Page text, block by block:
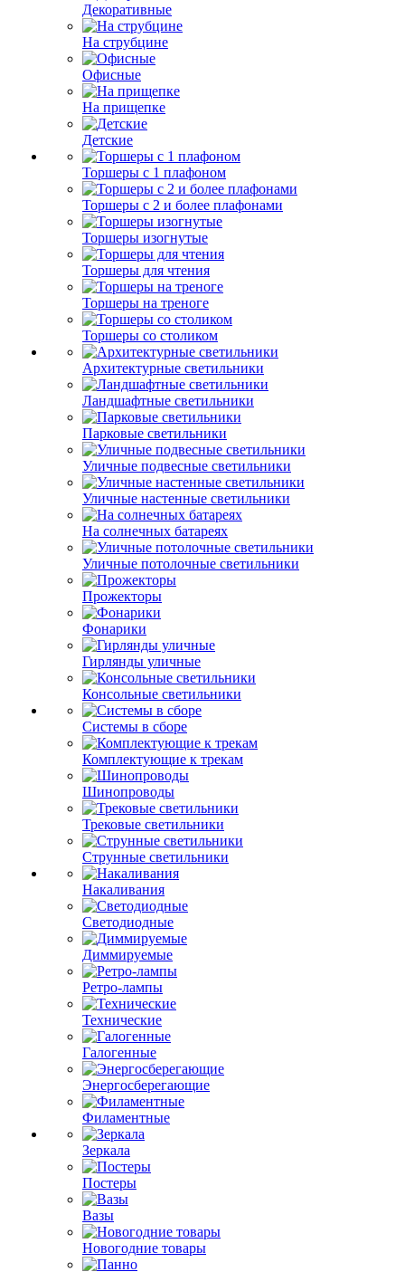
Декоративные
На струбцине
Офисные
На прищепке
Детские
Торшеры с 1 плафоном
Торшеры с 2 и более плафонами
Торшеры изогнутые
Торшеры для чтения
Торшеры на треноге
Торшеры со столиком
Архитектурные светильники
Ландшафтные светильники
Парковые светильники
Уличные подвесные светильники
Уличные настенные светильники
На солнечных батареях
Уличные потолочные светильники
Прожекторы
Фонарики
Гирлянды уличные
Консольные светильники
Системы в сборе
Комплектующие к трекам
Шинопроводы
Трековые светильники
Струнные светильники
Накаливания
Светодиодные
Диммируемые
Ретро-лампы
Технические
Галогенные
Энергосберегающие
Филаментные
Зеркала
Постеры
Вазы
Новогодние товары